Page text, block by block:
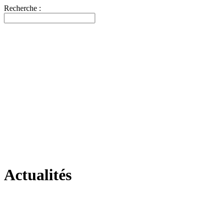
Recherche :
Actualités